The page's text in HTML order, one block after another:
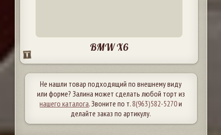
BMW X6
Не нашли товар подходящий по внешнему виду
или форме? Залина может сделать любой торт из
нашего каталога. Звоните по т.8(963)582-5270и
делайте заказ по артикулу.